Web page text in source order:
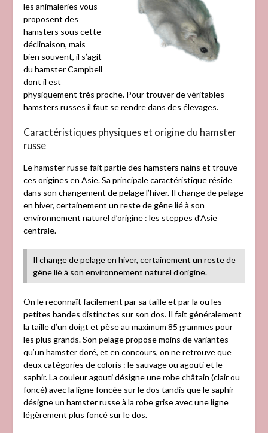
les animaleries vous
proposent des
hamsters sous cette
déclinaison, mais
bien souvent, il s’agit
du hamster Campbell
dont il est
physiquement très proche. Pour trouver de véritables
hamsters russes il faut se rendre dans des élevages.
Caractéristiques physiques et origine du hamster
russe
Le hamster russe fait partie des hamsters nains et trouve
ces origines en Asie. Sa principale caractéristique réside
dans son changement de pelage l’hiver. Il change de pelage
en hiver, certainement un reste de gêne lié à son
environnement naturel d’origine : les steppes d’Asie
centrale.
Il change de pelage en hiver, certainement un reste de
gêne lié à son environnement naturel d’origine.
On le reconnaît facilement par sa taille et par la ou les
petites bandes distinctes sur son dos. Il fait généralement
la taille d’un doigt et pèse au maximum 85 grammes pour
les plus grands. Son pelage propose moins de variantes
qu’un hamster doré, et en concours, on ne retrouve que
deux catégories de coloris : le sauvage ou agouti et le
saphir. La couleur agouti désigne une robe châtain (clair ou
foncé) avec la ligne foncée sur le dos tandis que le saphir
désigne un hamster russe à la robe grise avec une ligne
légèrement plus foncé sur le dos.